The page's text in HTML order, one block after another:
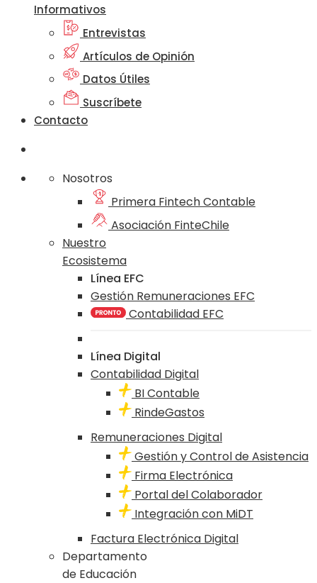
Informativos
Entrevistas
Artículos de Opinión
Datos Útiles
Suscríbete
Contacto
Nosotros
Primera Fintech Contable
Asociación FinteChile
Nuestro
Ecosistema
Línea EFC
Gestión Remuneraciones EFC
Contabilidad EFC
Línea Digital
Contabilidad Digital
BI Contable
RindeGastos
Remuneraciones Digital
Gestión y Control de Asistencia
Firma Electrónica
Portal del Colaborador
Integración con MiDT
Factura Electrónica Digital
Departamento
de Educación